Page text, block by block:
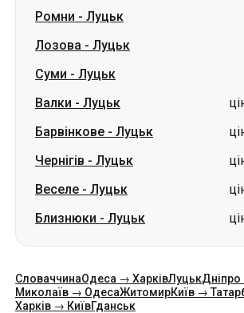
Ромни - Луцьк
Лозова - Луцьк
Суми - Луцьк
Валки - Луцьк
Барвінкове - Луцьк
Чернігів - Луцьк
Веселе - Луцьк
Близнюки - Луцьк
СловаччинаОдеса → ХарківЛуцьк
Миколаїв → ОдесаЖитомирКиїв →
Харків → КиївГданськ